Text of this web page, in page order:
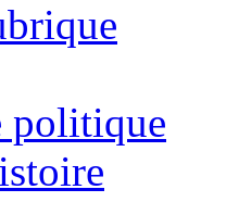
politique